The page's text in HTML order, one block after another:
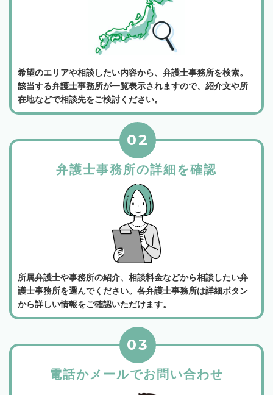
希望のエリアや相談したい内容から、弁護士事務所を検索。
該当する弁護士事務所が一覧表示されますので、紹介文や所
在地などで相談先をご検討ください。
弁護士事務所の詳細を確認
02
所属弁護士や事務所の紹介、相談料金などから相談したい弁
護士事務所を選んでください。各弁護士事務所は詳細ボタン
から詳しい情報をご確認いただけます。
電話かメールでお問い合わせ
03